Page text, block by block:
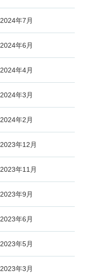
2024年7月
2024年6月
2024年4月
2024年3月
2024年2月
2023年12月
2023年11月
2023年9月
2023年6月
2023年5月
2023年3月